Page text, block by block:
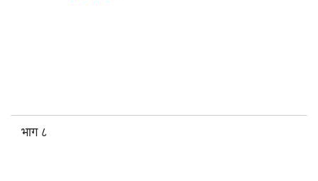
भाग ८